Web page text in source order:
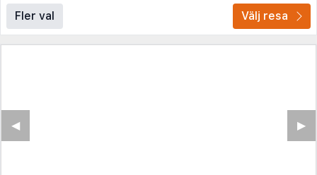
Fler val Välj resa
▶︎
◀︎